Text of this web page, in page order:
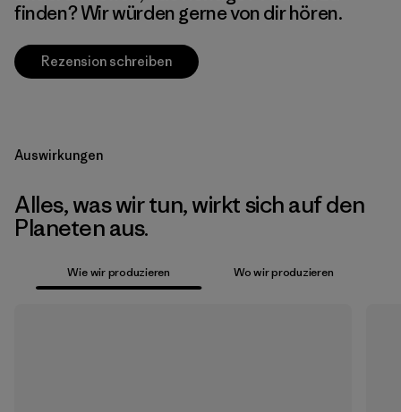
finden? Wir würden gerne von dir hören.
Rezension schreiben
Auswirkungen
Alles, was wir tun, wirkt sich auf den
Planeten aus.
Wie wir produzieren Wo wir produzieren